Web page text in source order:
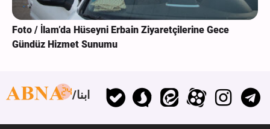
Foto / İlam’da Hüseyni Erbain Ziyaretçilerine Gece
Gündüz Hizmet Sunumu
ابنا